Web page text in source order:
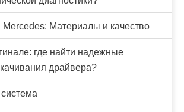
Материалы и качество
где найти надежные
драйвера?